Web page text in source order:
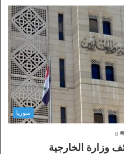
سوريا
0
وزارة الخارجية